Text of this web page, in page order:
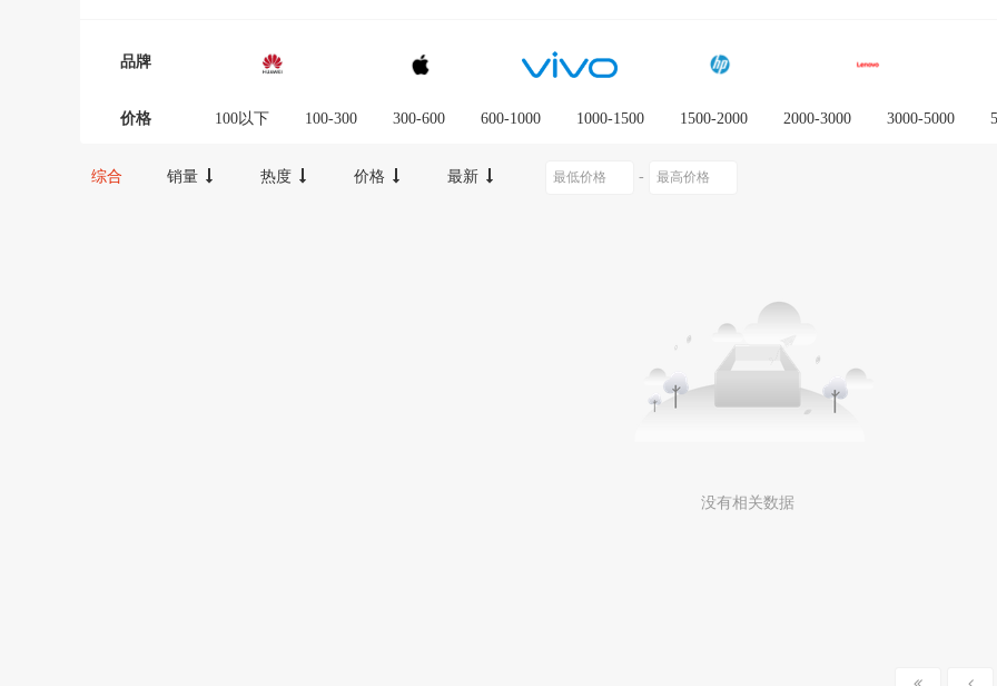
品牌
价格 100以下 100-300 300-600 600-1000 1000-1500 1500-2000 2000-3000 3000-5000
综合 销量 热度 价格 最新 -
没有相关数据